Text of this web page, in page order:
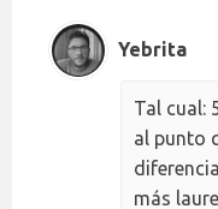
Yebrita
Tal cual:
al punto
más